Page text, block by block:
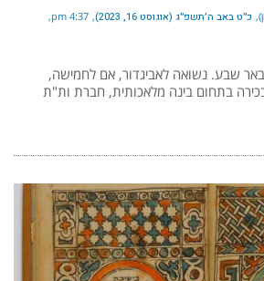
כ״ט באב ה׳תשפ״ג (אוגוסט 16, 2023) 4:37 pm
שבע. נשואה לאביגדור, אם לחמישה,
בתחום בינה מלאכותית, חברת ות"ת